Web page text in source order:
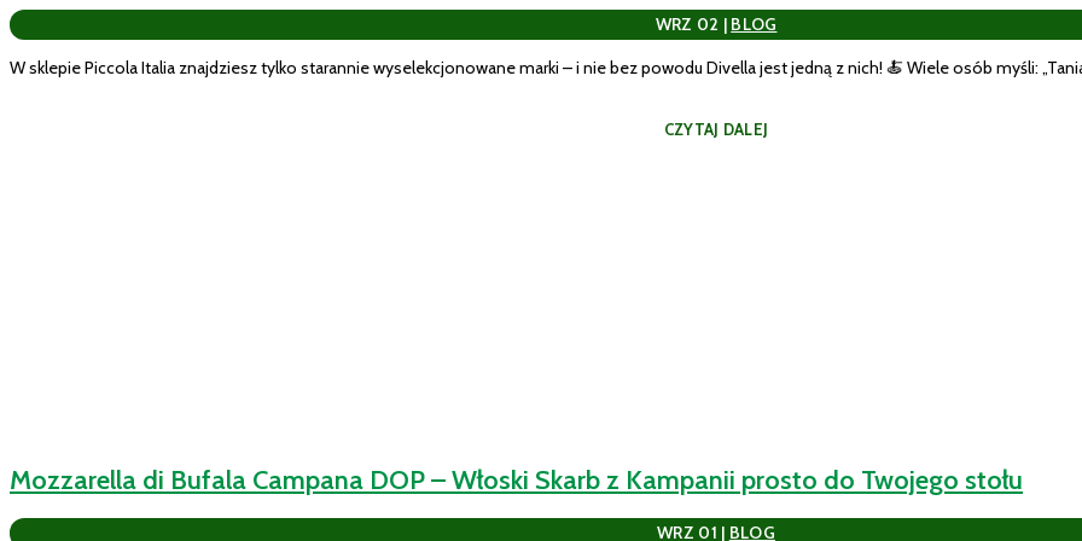
WRZ 02 | BLOG
W sklepie Piccola Italia znajdziesz tylko starannie wyselekcjonowane marki – i nie bez powodu Divella jest jedną z nich! 🍝 Wiele osób myśli:
CZYTAJ DALEJ
Mozzarella di Bufala Campana DOP – Włoski Skarb z Kampanii prosto do Twojego stołu
WRZ 01 | BLOG